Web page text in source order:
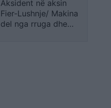
Nuk dua të bëhet si ai
Aksident në aksin
Fier-Lushnje/ Makina
del nga rruga dhe